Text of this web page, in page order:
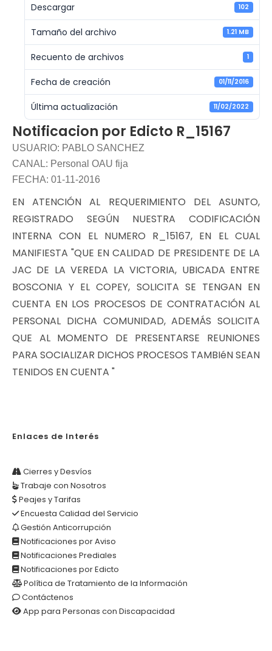
Descargar 102
Tamaño del archivo 1.21 MB
Recuento de archivos 1
Fecha de creación 01/11/2016
Última actualización 11/02/2022
Notificacion por Edicto R_15167
USUARIO: PABLO SANCHEZ
CANAL: Personal OAU fija
FECHA: 01-11-2016
EN ATENCIÓN AL REQUERIMIENTO DEL ASUNTO,
REGISTRADO SEGÚN NUESTRA CODIFICACIÓN
INTERNA CON EL NUMERO R_15167, EN EL CUAL
MANIFIESTA "QUE EN CALIDAD DE PRESIDENTE DE LA
JAC DE LA VEREDA LA VICTORIA, UBICADA ENTRE
BOSCONIA Y EL COPEY, SOLICITA SE TENGAN EN
CUENTA EN LOS PROCESOS DE CONTRATACIÓN AL
PERSONAL DICHA COMUNIDAD, ADEMÁS SOLICITA
QUE AL MOMENTO DE PRESENTARSE REUNIONES
PARA SOCIALIZAR DICHOS PROCESOS TAMBIéN SEAN
TENIDOS EN CUENTA "
Enlaces de Interés
Cierres y Desvíos
Trabaje con Nosotros
Peajes y Tarifas
Encuesta Calidad del Servicio
Gestión Anticorrupción
Notificaciones por Aviso
Notificaciones Prediales
Notificaciones por Edicto
Política de Tratamiento de la Información
Contáctenos
App para Personas con Discapacidad